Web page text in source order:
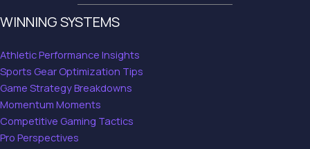
WINNING SYSTEMS
Athletic Performance Insights
Sports Gear Optimization Tips
Game Strategy Breakdowns
Momentum Moments
Competitive Gaming Tactics
Pro Perspectives